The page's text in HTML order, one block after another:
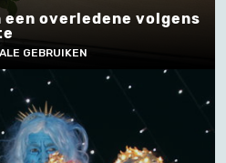
een overledene volgens
GEBRUIKEN